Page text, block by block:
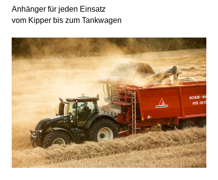
Anhänger für jeden Einsatz
vom Kipper bis zum Tankwagen